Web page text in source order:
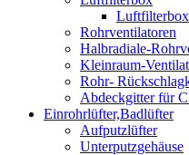
Luftfilterbox
Rohrventilatoren
Halbradiale-
Kleinraum-
Rohr-
Abdeckgitter für
Einrohrlüfter,Badlüfter
Aufputzlüfter
Unterputzgehäuse